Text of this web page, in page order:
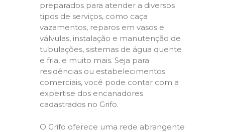
preparados para atender a diversos
tipos de serviços, como caça
vazamentos, reparos em vasos e
válvulas, instalação e manutenção de
tubulações, sistemas de água quente
e fria, e muito mais. Seja para
residências ou estabelecimentos
comerciais, você pode contar com a
expertise dos encanadores
cadastrados no Grifo.
O Grifo oferece uma rede abrangente